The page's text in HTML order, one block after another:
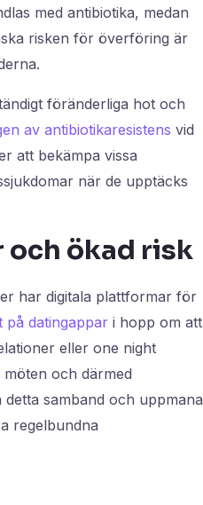
med antibiotika, medan
risken för överföring är
föränderliga hot och
av antibiotikaresistens vid
att bekämpa vissa
när de upptäcks
ökad risk
har digitala plattformar för
på datingappari hopp om att
eller one night
och därmed
samband och uppmana
regelbundna